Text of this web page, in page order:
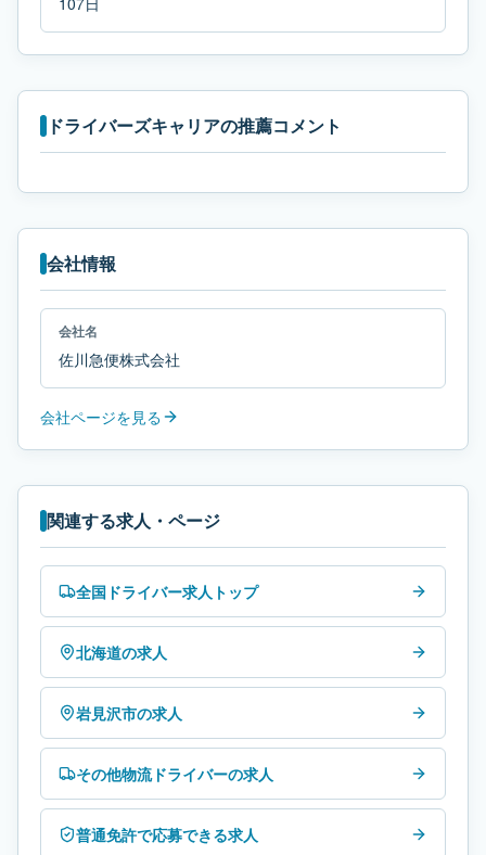
ドライバーズキャリアの推薦コメント
会社情報
会社名
佐川急便株式会社
会社ページを見る
関連する求人・ページ
全国ドライバー求人トップ
北海道の求人
岩見沢市の求人
その他物流ドライバーの求人
普通免許で応募できる求人